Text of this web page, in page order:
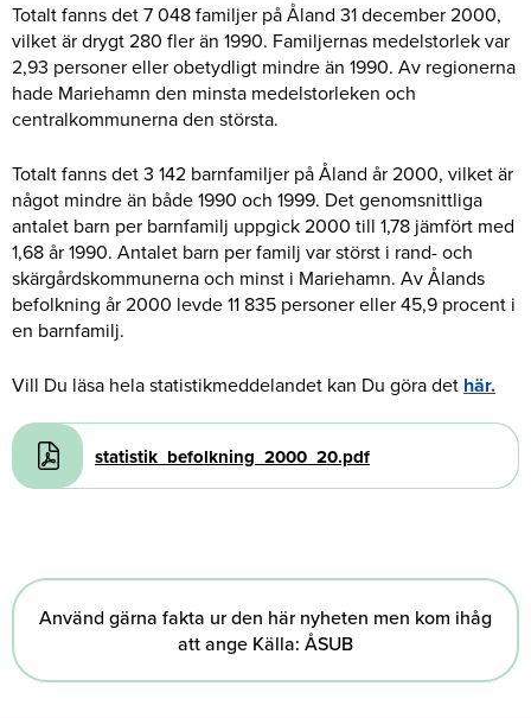
Totalt fanns det 7 048 familjer på Åland 31 december 2000,
vilket är drygt 280 fler än 1990. Familjernas medelstorlek var
2,93 personer eller obetydligt mindre än 1990. Av regionerna
hade Mariehamn den minsta medelstorleken och
centralkommunerna den största.
Totalt fanns det 3 142 barnfamiljer på Åland år 2000, vilket är
något mindre än både 1990 och 1999. Det genomsnittliga
antalet barn per barnfamilj uppgick 2000 till 1,78 jämfört med
1,68 år 1990. Antalet barn per familj var störst i rand- och
skärgårdskommunerna och minst i Mariehamn. Av Ålands
befolkning år 2000 levde 11 835 personer eller 45,9 procent i
en barnfamilj.
Vill Du läsa hela statistikmeddelandet kan Du göra det här.
Document
statistik_befolkning_2000_20.pdf
Använd gärna fakta ur den här nyheten men kom ihåg
att ange Källa: ÅSUB